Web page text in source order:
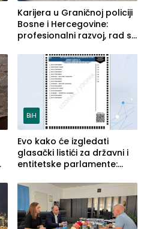
Karijera u Graničnoj policiji
Bosne i Hercegovine:
profesionalni razvoj, rad sa
služba građanima
BiH
Evo kako će izgledati
glasački listići za državni i
entitetske parlamente:
vidljive na njima